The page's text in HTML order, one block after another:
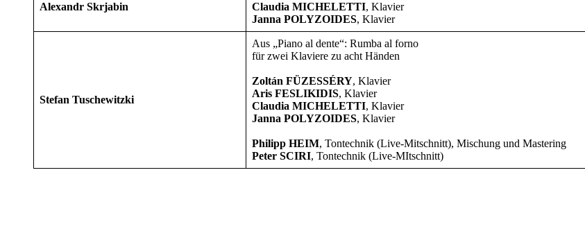
Alexandr Skrjabin
Claudia MICHELETTI, Klavier
Janna POLYZOIDES, Klavier
Stefan Tuschewitzki
Aus „Piano al dente“: Rumba al forno
für zwei Klaviere zu acht Händen
Zoltán FÜZESSÉRY, Klavier
Aris FESLIKIDIS, Klavier
Claudia MICHELETTI, Klavier
Janna POLYZOIDES, Klavier
Philipp HEIM, Tontechnik (Live-Mitschnitt), Mischung und Mastering
Peter SCIRI, Tontechnik (Live-MItschnitt)